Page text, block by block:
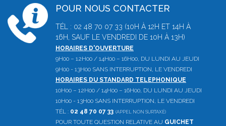
POUR NOUS CONTACTER
TÉL : 02 48 70 07 33 (10H À 12H ET 14H À
16H, SAUF LE VENDREDI DE 10H À 13H)
HORAIRES D'OUVERTURE
9H00 – 12H00 / 14H00 – 16H00, DU LUNDI AU JEUDI
9H00 - 13H00 SANS INTERRUPTION, LE VENDREDI
HORAIRES DU STANDARD TELEPHONIQUE
10H00 – 12H00 / 14H00 – 16H00, DU LUNDI AU JEUDI
10H00 - 13H00 SANS INTERRUPTION, LE VENDREDI
TÉL : 02 48 70 07 33 (APPEL NON SURTAXÉ)
POUR TOUTE QUESTION RELATIVE AU GUICHET